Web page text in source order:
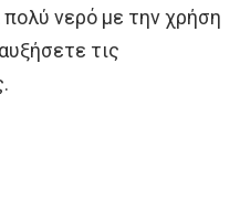
πολύ νερό με την χρήση
τις